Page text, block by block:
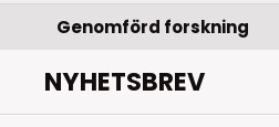
Genomförd forskning
NYHETSBREV